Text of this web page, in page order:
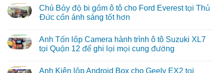
bình
luận
ở
lắp
Android
box
tại
Chú Bảy độ bi gầm ô tô cho Ford Everest tại Thủ
Đức cần ánh sáng tốt hơn
bình
luận
ở
độ
Anh Tấn lắp Camera hành trình ô tô Suzuki XL7
tại Quận 12 để ghi lại mọi cung đường
bình
Anh Kiên lắp Android Box cho Geely EX2 tại